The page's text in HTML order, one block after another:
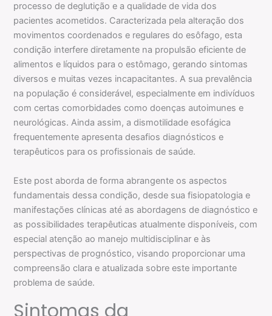
processo de deglutição e a qualidade de vida dos
pacientes acometidos. Caracterizada pela alteração dos
movimentos coordenados e regulares do esôfago, esta
condição interfere diretamente na propulsão eficiente de
alimentos e líquidos para o estômago, gerando sintomas
diversos e muitas vezes incapacitantes. A sua prevalência
na população é considerável, especialmente em indivíduos
com certas comorbidades como doenças autoimunes e
neurológicas. Ainda assim, a dismotilidade esofágica
frequentemente apresenta desafios diagnósticos e
terapêuticos para os profissionais de saúde.
Este post aborda de forma abrangente os aspectos
fundamentais dessa condição, desde sua fisiopatologia e
manifestações clínicas até as abordagens de diagnóstico e
as possibilidades terapêuticas atualmente disponíveis, com
especial atenção ao manejo multidisciplinar e às
perspectivas de prognóstico, visando proporcionar uma
compreensão clara e atualizada sobre este importante
problema de saúde.